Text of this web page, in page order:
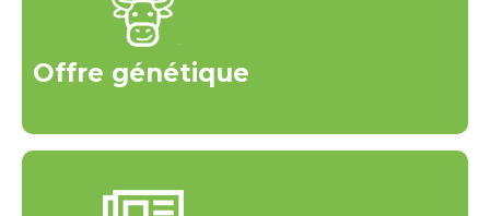
Offre génétique